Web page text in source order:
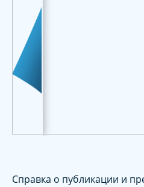
Справка о публикации и